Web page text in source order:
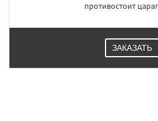
противостоит
ЗАКАЗАТЬ